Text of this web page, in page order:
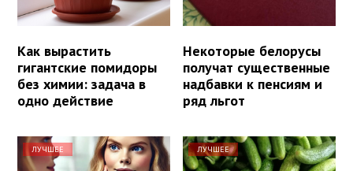
Как вырастить
гигантские помидоры
без химии: задача в
одно действие
Некоторые белорусы
получат существенные
надбавки к пенсиям и
ряд льгот
ЛУЧШЕЕ ЛУЧШЕЕ